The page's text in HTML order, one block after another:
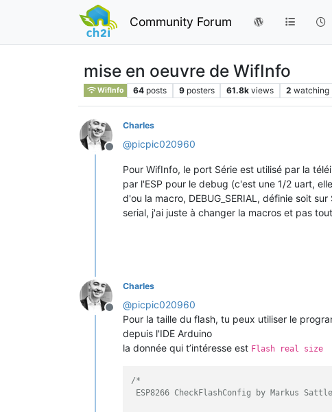
Community Forum
mise en oeuvre de WifInfo
WifInfo 64 posts 9 posters 61.8k views 2 watching
Offline
Charles
@picpic020960
Pour WifInfo, le port Série est utilisé par la
par l'ESP pour le debug (c'est une 1/2 uart,
d'ou la macro, DEBUG_SERIAL, définie soit
serial, j'ai juste à changer la macros et pas
Offline
Charles
@picpic020960
Pour la taille du flash, tu peux utiliser le
depuis l'IDE Arduino
la donnée qui t’intéresse est Flash real size
/*
ESP8266 CheckFlashConfig by Markus